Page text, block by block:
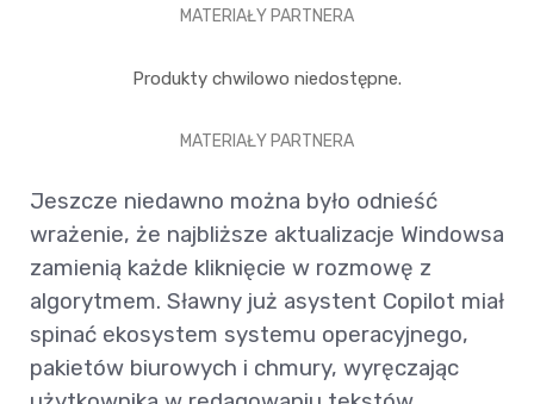
MATERIAŁY PARTNERA
Produkty chwilowo niedostępne.
MATERIAŁY PARTNERA
Jeszcze niedawno można było odnieść
wrażenie, że najbliższe aktualizacje Windowsa
zamienią każde kliknięcie w rozmowę z
algorytmem. Sławny już asystent Copilot miał
spinać ekosystem systemu operacyjnego,
pakietów biurowych i chmury, wyręczając